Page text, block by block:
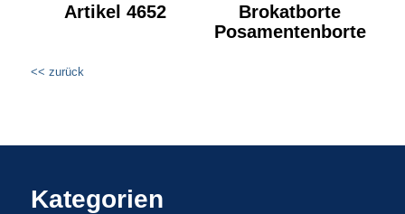
Artikel 4652
Brokatborte
Posamentenborte
<< zurück
Kategorien